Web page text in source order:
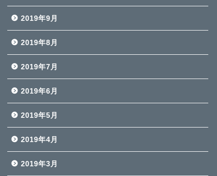
2019年9月
2019年8月
2019年7月
2019年6月
2019年5月
2019年4月
2019年3月